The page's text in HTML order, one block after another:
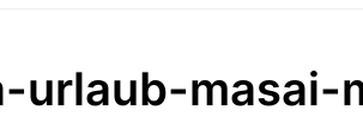
urlaub-masai-